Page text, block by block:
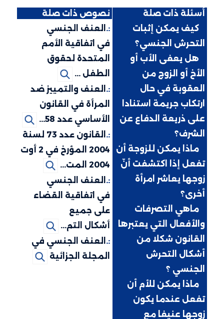
أسئلة ذات صلة
نصوص ذات صلة
كيف يمكن إثبات
التحرش الجنسي؟
هل يعفى الأب أو
الأخ أو الزوج من
العقوبة في حال
ارتكاب جريمة استنادا
على ذريعة الدفاع عن
الشرف؟
ماذا يمكن للزوجة أن
تفعل إذا اكتشفت أنّ
زوجها يعاشر امرأة
أخرى؟
ماهي التصرفات
والأفعال التي يعتبرها
القانون شكلا من
أشكال التحرش
الجنسي ؟
ماذا يمكن للأم أن
تفعل عندما يكون
زوجها عنيفا مع
العنف الجنسي
في اتفاقية الأمم
المتحدة لحقوق
الطفل ...
العنف والتمييز ضد
المرأة في القانون
الأساسي عدد 58...
القانون عدد 73 لسنة
2004 المؤرخ في 2 أوت
2004 المت...
العنف الجنسي
في اتفاقية القضاء
على جميع
أشكال التم...
العنف الجنسي في
المجلة الجزائية